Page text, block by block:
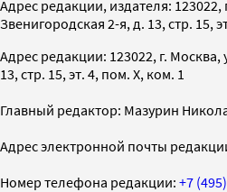
Адрес редакции, издателя: 123022,
Звенигородская 2-я, д. 13, стр. 15,
Адрес редакции: 123022, г. Москва,
13, стр. 15, эт. 4, пом. X, ком. 1
Главный редактор: Мазурин
Адрес электронной почты
Номер телефона редакции: +7